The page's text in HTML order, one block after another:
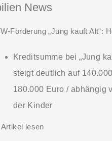
News
Kreditsumme bei „Jung
steigt deutlich auf
180.000 Euro / abhängig
der Kinder
KfW und der Bund
Artikel lesen